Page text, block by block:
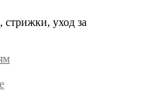
уход за